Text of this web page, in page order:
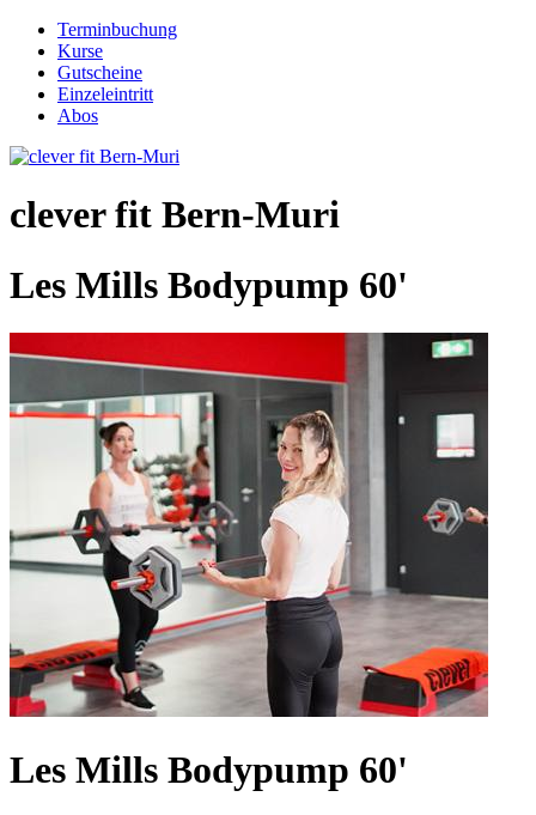
Terminbuchung
Kurse
Gutscheine
Einzeleintritt
Abos
clever fit Bern-Muri
Les Mills Bodypump 60'
Les Mills Bodypump 60'